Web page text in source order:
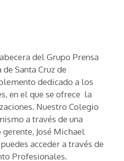
del Grupo Prensa
Santa Cruz de
dedicado a los
en el que se ofrece la
Nuestro Colegio
a través de una
José Michael
acceder a través de
Profesionales.